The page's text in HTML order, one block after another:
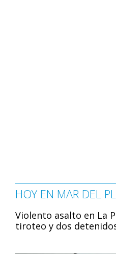
HOY EN MAR DEL
Violento asalto en La
tiroteo y dos